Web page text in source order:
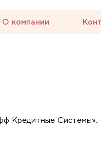
О компании
Кредитные Системы».